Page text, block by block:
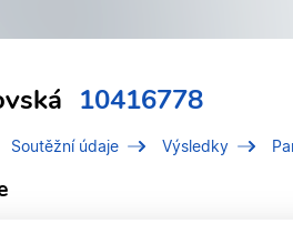
10416778
Soutěžní údaje Výsledky